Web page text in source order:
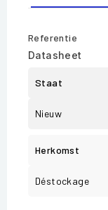
Referentie
Datasheet
Staat
Nieuw
Herkomst
Déstockage